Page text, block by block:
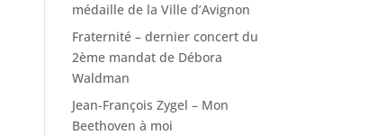
médaille de la Ville d’Avignon
Fraternité – dernier concert du
2ème mandat de Débora
Waldman
Jean-François Zygel – Mon
Beethoven à moi